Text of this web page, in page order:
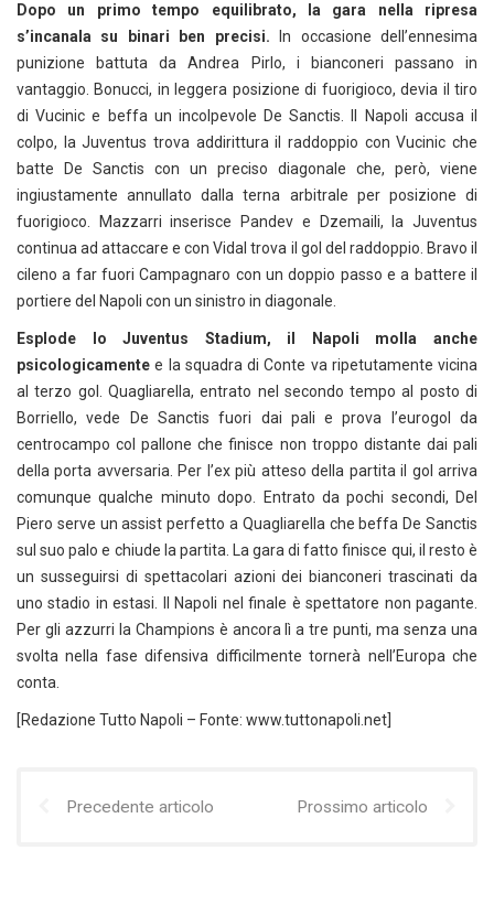
Dopo un primo tempo equilibrato, la gara nella ripresa
s’incanala su binari ben precisi. In occasione dell’ennesima
punizione battuta da Andrea Pirlo, i bianconeri passano in
vantaggio. Bonucci, in leggera posizione di fuorigioco, devia il tiro
di Vucinic e beffa un incolpevole De Sanctis. Il Napoli accusa il
colpo, la Juventus trova addirittura il raddoppio con Vucinic che
batte De Sanctis con un preciso diagonale che, però, viene
ingiustamente annullato dalla terna arbitrale per posizione di
fuorigioco. Mazzarri inserisce Pandev e Dzemaili, la Juventus
continua ad attaccare e con Vidal trova il gol del raddoppio. Bravo il
cileno a far fuori Campagnaro con un doppio passo e a battere il
portiere del Napoli con un sinistro in diagonale.
Esplode lo Juventus Stadium, il Napoli molla anche
psicologicamente e la squadra di Conte va ripetutamente vicina
al terzo gol. Quagliarella, entrato nel secondo tempo al posto di
Borriello, vede De Sanctis fuori dai pali e prova l’eurogol da
centrocampo col pallone che finisce non troppo distante dai pali
della porta avversaria. Per l’ex più atteso della partita il gol arriva
comunque qualche minuto dopo. Entrato da pochi secondi, Del
Piero serve un assist perfetto a Quagliarella che beffa De Sanctis
sul suo palo e chiude la partita. La gara di fatto finisce qui, il resto è
un susseguirsi di spettacolari azioni dei bianconeri trascinati da
uno stadio in estasi. Il Napoli nel finale è spettatore non pagante.
Per gli azzurri la Champions è ancora lì a tre punti, ma senza una
svolta nella fase difensiva difficilmente tornerà nell’Europa che
conta.
[Redazione Tutto Napoli – Fonte: www.tuttonapoli.net]
Precedente articolo Prossimo articolo